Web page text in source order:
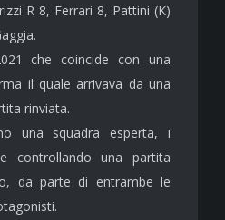
R 8, Ferrari 8, Pattini (K)
che coincide con una
il quale arrivava da una
rinviata.
una squadra esperta, i
controllando una partita
da parte di entrambe le